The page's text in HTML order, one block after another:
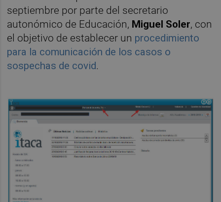
septiembre por parte del secretario
autonómico de Educación, Miguel Soler, con
el objetivo de establecer un procedimiento
para la comunicación de los casos o
sospechas de covid.